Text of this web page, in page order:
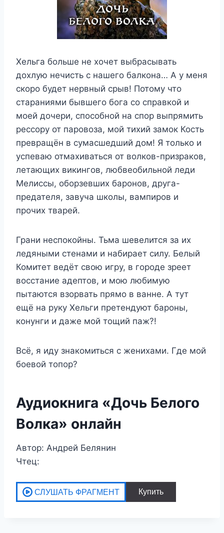
Хельга больше не хочет выбрасывать
дохлую нечисть с нашего балкона… А у меня
скоро будет нервный срыв! Потому что
стараниями бывшего бога со справкой и
моей дочери, способной на спор выпрямить
рессору от паровоза, мой тихий замок Кость
превращён в сумасшедший дом! Я только и
успеваю отмахиваться от волков-призраков,
летающих викингов, любвеобильной леди
Мелиссы, оборзевших баронов, друга-
предателя, завуча школы, вампиров и
прочих тварей.
Грани неспокойны. Тьма шевелится за их
ледяными стенами и набирает силу. Белый
Комитет ведёт свою игру, в городе зреет
восстание адептов, и мою любимую
пытаются взорвать прямо в ванне. А тут
ещё на руку Хельги претендуют бароны,
конунги и даже мой тощий паж?!
Всё, я иду знакомиться с женихами. Где мой
боевой топор?
Аудиокнига «Дочь Белого
Волка» онлайн
Автор: Андрей Белянин
Чтец: